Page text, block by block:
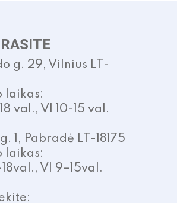
g. 29, Vilnius LT-
laikas:
val., VI 10-15 val.
1, Pabradė LT-18175
laikas:
VI 9–15val.